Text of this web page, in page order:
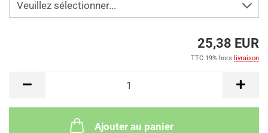
25,38 EUR
TTC 19% hors livraison
Ajouter au panier